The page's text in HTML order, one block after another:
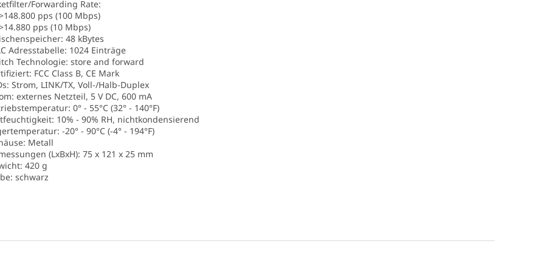
Forwarding Rate:
pps (100 Mbps)
pps (10 Mbps)
48 kBytes
Adresstabelle: 1024 Einträge
Technologie: store and forward
FCC Class B, CE Mark
Strom, LINK/TX, Voll-/Halb-Duplex
externes Netzteil, 5 V DC, 600 mA
0° - 55°C (32° - 140°F)
10% - 90% RH, nichtkondensierend
-20° - 90°C (-4° - 194°F)
Metall
(LxBxH): 75 x 121 x 25 mm
420 g
schwarz